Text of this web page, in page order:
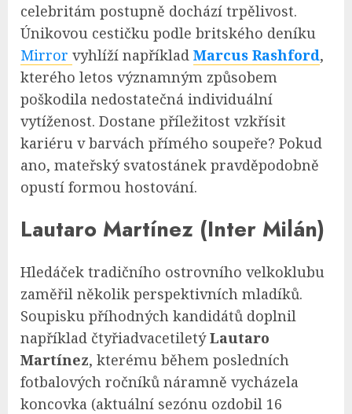
celebritám postupně dochází trpělivost.
Únikovou cestičku podle britského deníku
Mirror vyhlíží například Marcus Rashford,
kterého letos významným způsobem
poškodila nedostatečná individuální
vytíženost. Dostane příležitost vzkřísit
kariéru v barvách přímého soupeře? Pokud
ano, mateřský svatostánek pravděpodobně
opustí formou hostování.
Lautaro Martínez (Inter Milán)
Hledáček tradičního ostrovního velkoklubu
zaměřil několik perspektivních mladíků.
Soupisku příhodných kandidátů doplnil
například čtyřiadvacetiletýLautaro
Martínez, kterému během posledních
fotbalových ročníků náramně vycházela
koncovka (aktuální sezónu ozdobil 16